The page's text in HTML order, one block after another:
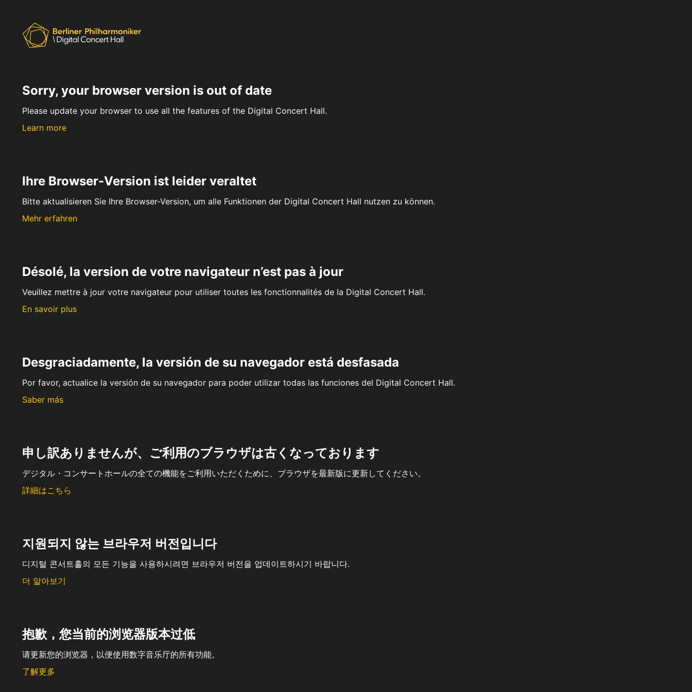
Sorry, your browser version is out of date
Please update your browser to use all the features of the Digital Concert Hall.
Learn more
Ihre Browser-Version ist leider veraltet
Bitte aktualisieren Sie Ihre Browser-Version, um alle Funktionen der Digital Concert Hall nutzen zu können.
Mehr erfahren
Désolé, la version de votre navigateur n’est pas à jour
Veuillez mettre à jour votre navigateur pour utiliser toutes les fonctionnalités de la Digital Concert Hall.
En savoir plus
Desgraciadamente, la versión de su navegador está desfasada
Por favor, actualice la versión de su navegador para poder utilizar todas las funciones del Digital Concert Hall.
Saber más
申し訳ありませんが、ご利用のブラウザは古くなっております
デジタル・コンサートホールの全ての機能をご利用いただくために、ブラウザを最新版に更新してください。
詳細はこちら
지원되지 않는 브라우저 버전입니다
디지털 콘서트홀의 모든 기능을 사용하시려면 브라우저 버전을 업데이트하시기 바랍니다.
더 알아보기
抱歉，您当前的浏览器版本过低
请更新您的浏览器，以便使用数字音乐厅的所有功能。
了解更多